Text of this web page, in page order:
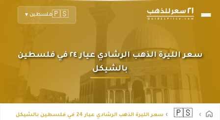
🇵🇸فلسطين ▼
سعر الليرة الذهب الرشادي عيار ٢٤ في فلسطين
بالشيكل
🇵🇸 سعر الليرة الذهب الرشادي عيار 24 في فلسطين بالشيكل